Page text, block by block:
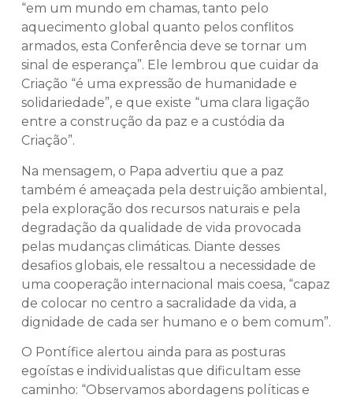
“em um mundo em chamas, tanto pelo
aquecimento global quanto pelos conflitos
armados, esta Conferência deve se tornar um
sinal de esperança”. Ele lembrou que cuidar da
Criação “é uma expressão de humanidade e
solidariedade”, e que existe “uma clara ligação
entre a construção da paz e a custódia da
Criação”.
Na mensagem, o Papa advertiu que a paz
também é ameaçada pela destruição ambiental,
pela exploração dos recursos naturais e pela
degradação da qualidade de vida provocada
pelas mudanças climáticas. Diante desses
desafios globais, ele ressaltou a necessidade de
uma cooperação internacional mais coesa, “capaz
de colocar no centro a sacralidade da vida, a
dignidade de cada ser humano e o bem comum”.
O Pontífice alertou ainda para as posturas
egoístas e individualistas que dificultam esse
caminho: “Observamos abordagens políticas e